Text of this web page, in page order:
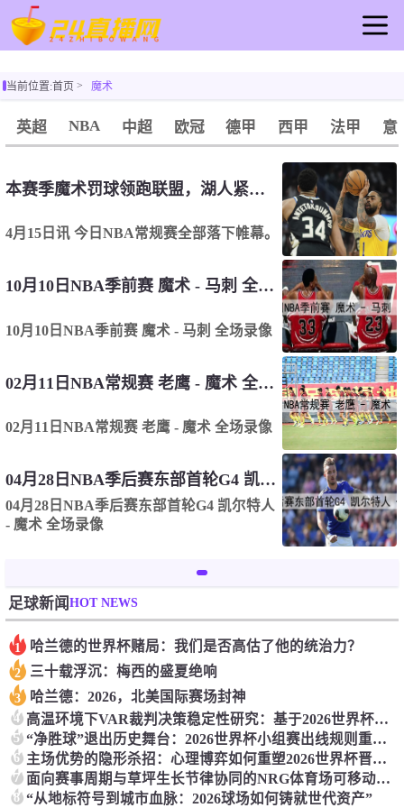
足球直播
篮球直播
重要赛事
录像
当前位置:首页 魔术
英超 NBA 中超 欧冠 德甲 西甲 法甲 意
本赛季魔术罚球领跑联盟，湖人紧随其后，勇士居倒数第四！
4月15日讯 今日NBA常规赛全部落下帷幕。
10月10日NBA季前赛 魔术 - 马刺 全场录像
10月10日NBA季前赛 魔术 - 马刺 全场录像
02月11日NBA常规赛 老鹰 - 魔术 全场录像
02月11日NBA常规赛 老鹰 - 魔术 全场录像
04月28日NBA季后赛东部首轮G4 凯尔特人 - 魔术 全场录像
04月28日NBA季后赛东部首轮G4 凯尔特人
- 魔术 全场录像
足球新闻HOT NEWS
1 哈兰德的世界杯赌局：我们是否高估了他的统治力？
2 三十载浮沉：梅西的盛夏绝响
3 哈兰德：2026，北美国际赛场封神
4 高温环境下VAR裁判决策稳定性研究：基于2026世界杯的实证分析
5 “净胜球”退出历史舞台：2026世界杯小组赛出线规则重大改革聚焦“进球数”
6 主场优势的隐形杀招：心理博弈如何重塑2026世界杯晋级格局
7 面向赛事周期与草坪生长节律协同的NRG体育场可移动草皮托盘系统养护策略研究
8 “从地标符号到城市血脉：2026球场如何铸就世代资产”